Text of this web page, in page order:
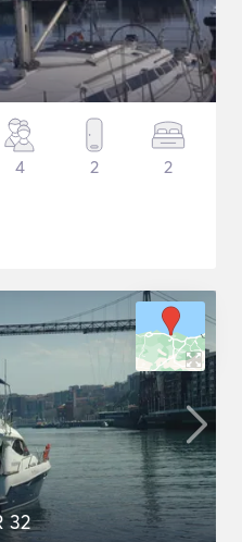
4 2 2
32